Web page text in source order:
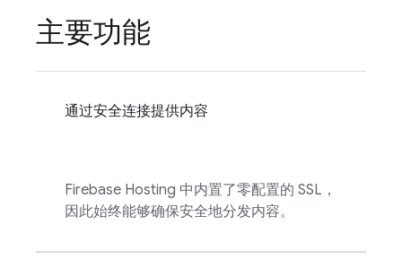
主要功能
通过安全连接提供内容
Firebase Hosting 中内置了零配置的 SSL，
因此始终能够确保安全地分发内容。